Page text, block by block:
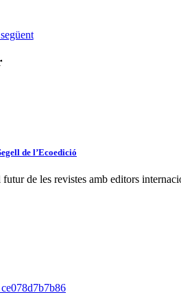
de l’Ecoedició
de les revistes amb editors